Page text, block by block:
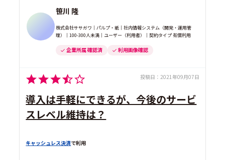
笹川 隆
株式会社ササガワ｜パルプ・紙｜社内情報システム（開発・運用管
理）｜100-300人未満｜ユーザー（利用者）｜契約タイプ 有償利用
企業所属 確認済 利用画像確認
投稿日： 2021年09月07日
導入は手軽にできるが、今後のサービ
スレベル維持は？
キャッシュレス決済で利用